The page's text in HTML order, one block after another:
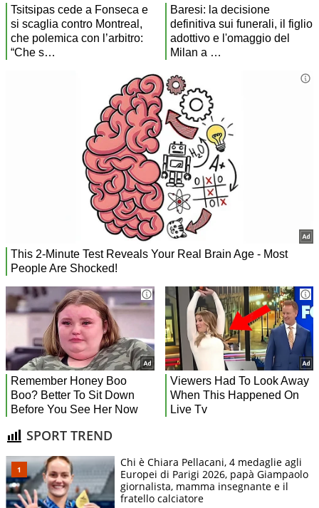
SPORT TREND
Chi è Chiara Pellacani, 4 medaglie agli
Europei di Parigi 2026, papà Giampaolo
giornalista, mamma insegnante e il
fratello calciatore